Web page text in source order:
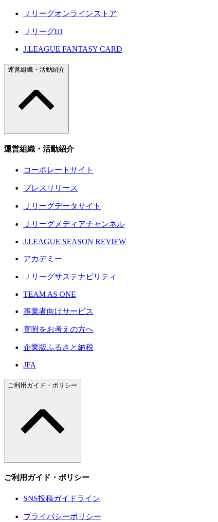
Ｊリーグオンラインストア
ＪリーグID
J.LEAGUE FANTASY CARD
運営組織・活動紹介
運営組織・活動紹介
コーポレートサイト
プレスリリース
Ｊリーグデータサイト
Ｊリーグメディアチャンネル
J.LEAGUE SEASON REVIEW
アカデミー
Ｊリーグサステナビリティ
TEAM AS ONE
事業者向けサービス
寄附をお考えの方へ
企業版ふるさと納税
JFA
ご利用ガイド・ポリシー
ご利用ガイド・ポリシー
SNS投稿ガイドライン
プライバシーポリシー